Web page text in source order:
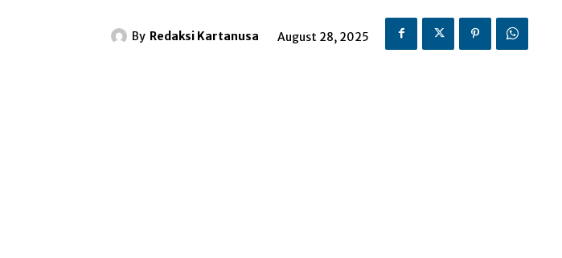
By Redaksi Kartanusa August 28, 2025